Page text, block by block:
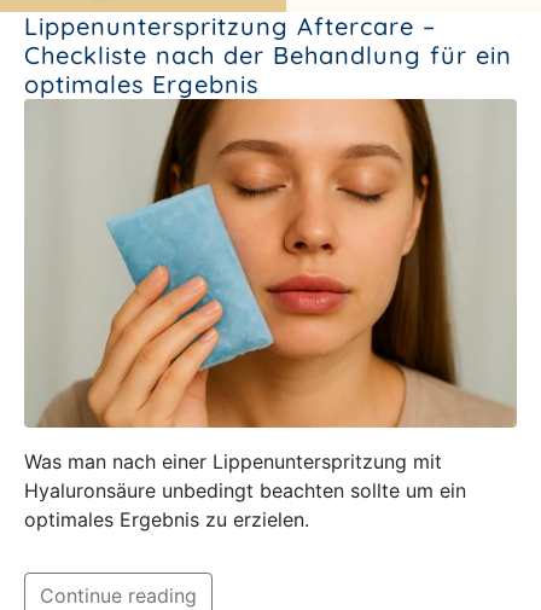
Lippenunterspritzung Aftercare –
Checkliste nach der Behandlung für ein
optimales Ergebnis
Was man nach einer Lippenunterspritzung mit
Hyaluronsäure unbedingt beachten sollte um ein
optimales Ergebnis zu erzielen.
Continue reading